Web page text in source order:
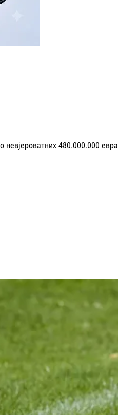
невјероватних 480.000.000 евра